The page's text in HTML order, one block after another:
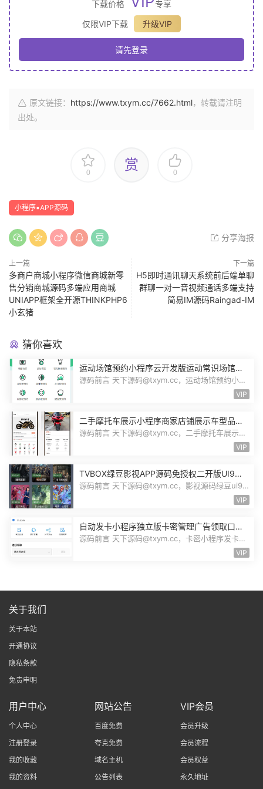
下载价格
专享
仅限VIP下载
升级VIP
请先登录
原文链接： https://www.txym.cc/7662.html，转载请注明
出处。
0 赏 0
小程序▪APP源码
分享海报
上一篇
多商户商城小程序微信商城新零
售分销商城源码多端应用商城
UNIAPP框架全开源THINKPHP6
小玄猪
下一篇
H5即时通讯聊天系统前后端单聊
群聊一对一音视频通话多端支持
简易IM源码Raingad-IM
猜你喜欢
运动场馆预约小程序云开发版运动常识场馆动
态羽毛球健身房乒乓球预约管理预约凭证源码
源码前言 天下源码@txym.cc，运动场馆预约小程
VIP
二手摩托车展示小程序商家店铺展示车型品牌
管理摩托车信息发布用户交互联系源码
源码前言 天下源码@txym.cc，二手摩托车展示小
VIP
TVBOX绿豆影视APP源码免授权二开版UI9影
视排行榜TV端手机端完整版源码追剧影视
源码前言 天下源码@txym.cc，影视源码绿豆ui9
VIP
自动发卡小程序独立版卡密管理广告领取口令
领取裂变扩展流量主小程序Custom
源码前言 天下源码@txym.cc，卡密小程序发卡小
VIP
关于我们
关于本站
开通协议
隐私条款
免责申明
用户中心
个人中心
注册登录
我的收藏
我的资料
网站公告
百度免费
夸克免费
域名主机
公告列表
VIP会员
会员升级
会员流程
会员权益
永久地址